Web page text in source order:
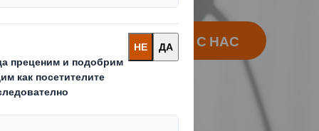
ВРЪЗКА С НАС